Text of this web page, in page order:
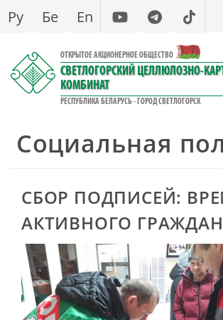
Перейти
содержанию
Ру Бе En
ОТКРЫТОЕ АКЦИОНЕРНОЕ ОБЩЕСТВО
СВЕТЛОГОРСКИЙ ЦЕЛЛЮЛОЗНО-
КОМБИНАТ
РЕСПУБЛИКА БЕЛАРУСЬ - ГОРОД СВЕТЛОГОРСК
Социальная
СБОР ПОДПИСЕЙ:
АКТИВНОГО